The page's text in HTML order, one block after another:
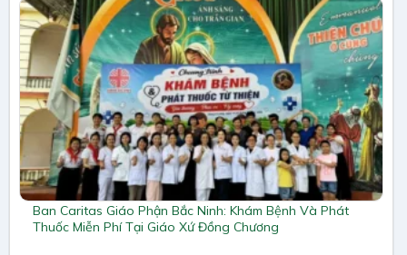
Ban Caritas Giáo Phận Bắc Ninh: Khám Bệnh Và Phát
Thuốc Miễn Phí Tại Giáo Xứ Đồng Chương